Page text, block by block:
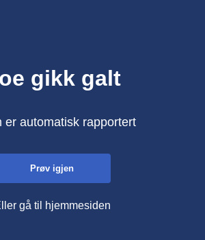
gikk galt
er automatisk rapportert
Prøv igjen
gå til hjemmesiden